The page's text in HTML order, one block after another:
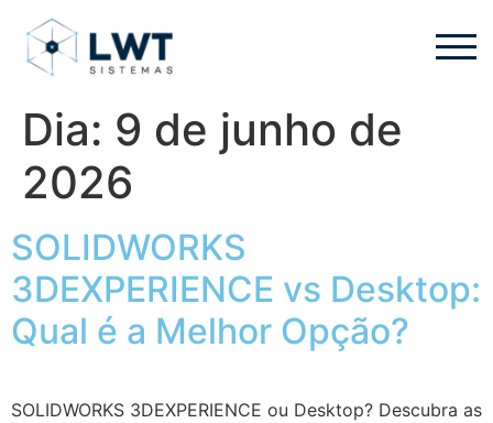
Dia: 9 de junho de
2026
SOLIDWORKS
3DEXPERIENCE vs Desktop:
Qual é a Melhor Opção?
SOLIDWORKS 3DEXPERIENCE ou Desktop? Descubra as